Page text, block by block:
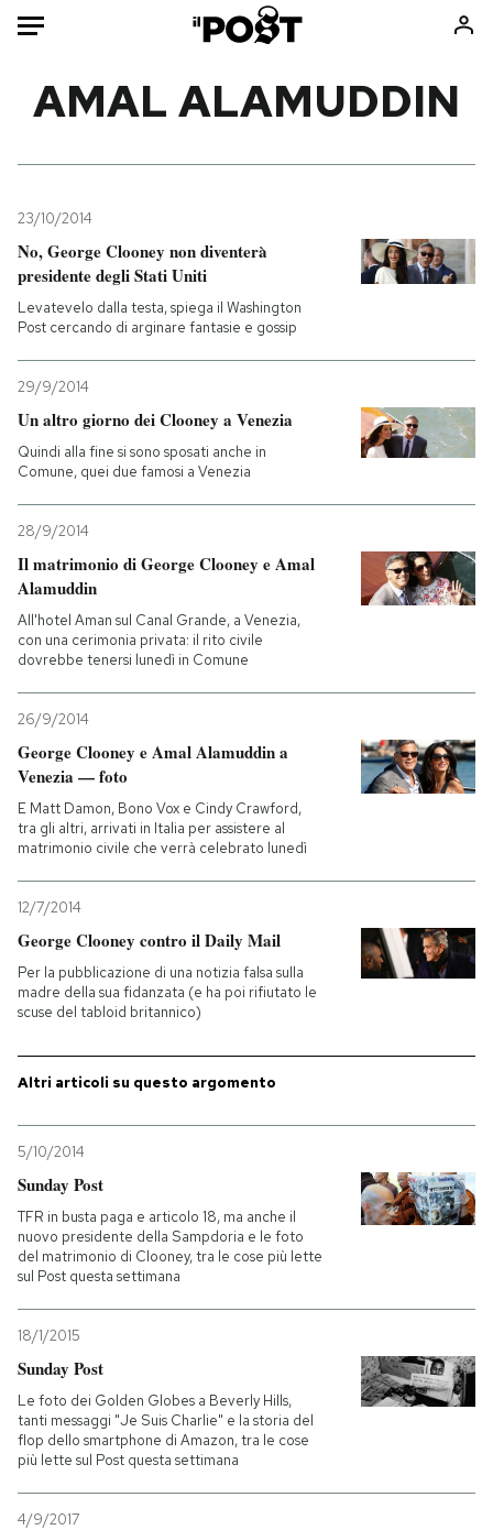
Mondo
Politica
Tecnologia
Internet
Consumismi
Ok Boomer!
Mondiali calcio 2026
PODCAST
NEWSLETTER
SHOP
CALENDARIO
AREA PERSONALE
Entra
AMAL ALAMUDDIN
23/10/2014
No, George Clooney non diventerà
presidente degli Stati Uniti
Levatevelo dalla testa, spiega il Washington
Post cercando di arginare fantasie e gossip
29/9/2014
Un altro giorno dei Clooney a Venezia
Quindi alla fine si sono sposati anche in
Comune, quei due famosi a Venezia
28/9/2014
Il matrimonio di George Clooney e Amal
Alamuddin
All'hotel Aman sul Canal Grande, a Venezia,
con una cerimonia privata: il rito civile
dovrebbe tenersi lunedì in Comune
26/9/2014
George Clooney e Amal Alamuddin a
Venezia — foto
E Matt Damon, Bono Vox e Cindy Crawford,
tra gli altri, arrivati in Italia per assistere al
matrimonio civile che verrà celebrato lunedì
12/7/2014
George Clooney contro il Daily Mail
Per la pubblicazione di una notizia falsa sulla
madre della sua fidanzata (e ha poi rifiutato le
scuse del tabloid britannico)
Altri articoli su questo argomento
5/10/2014
Sunday Post
TFR in busta paga e articolo 18, ma anche il
nuovo presidente della Sampdoria e le foto
del matrimonio di Clooney, tra le cose più lette
sul Post questa settimana
18/1/2015
Sunday Post
Le foto dei Golden Globes a Beverly Hills,
tanti messaggi "Je Suis Charlie" e la storia del
flop dello smartphone di Amazon, tra le cose
più lette sul Post questa settimana
4/9/2017